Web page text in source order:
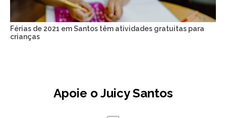
Férias de 2021 em Santos têm atividades gratuitas para
crianças
Apoie o Juicy Santos